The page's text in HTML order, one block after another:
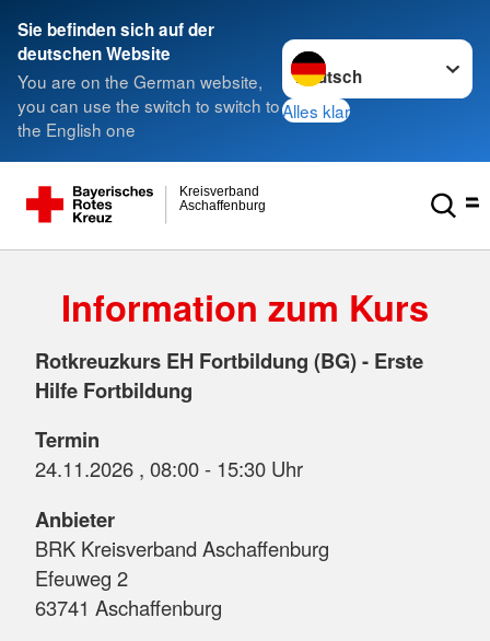
Sie befinden sich auf der
deutschen Website
You are on the German website,
you can use the switch to switch to
the English one
Sprache wechseln zu
Alles klar
Aschaffenburg
Kreisverband
Information zum Kurs
Rotkreuzkurs EH Fortbildung (BG) - Erste
Hilfe Fortbildung
Termin
24.11.2026 , 08:00 - 15:30 Uhr
Anbieter
BRK Kreisverband Aschaffenburg
Efeuweg 2
63741 Aschaffenburg